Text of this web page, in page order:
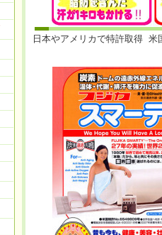
日本やアメリカで特許取得